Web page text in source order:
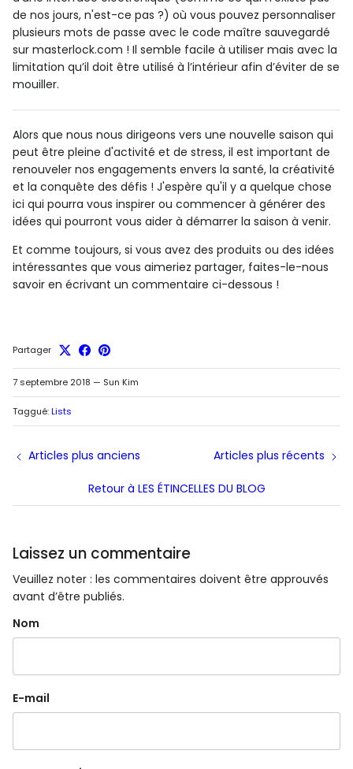
de nos jours, n'est-ce pas ?) où vous pouvez personnaliser
plusieurs mots de passe avec le code maître sauvegardé
sur masterlock.com ! Il semble facile à utiliser mais avec la
limitation qu’il doit être utilisé à l’intérieur afin d’éviter de se
mouiller.
Alors que nous nous dirigeons vers une nouvelle saison qui
peut être pleine d'activité et de stress, il est important de
renouveler nos engagements envers la santé, la créativité
et la conquête des défis ! J'espère qu'il y a quelque chose
ici qui pourra vous inspirer ou commencer à générer des
idées qui pourront vous aider à démarrer la saison à venir.
Et comme toujours, si vous avez des produits ou des idées
intéressantes que vous aimeriez partager, faites-le-nous
savoir en écrivant un commentaire ci-dessous !
Partager
7 septembre 2018 — Sun Kim
Taggué:Lists
Articles plus anciens
Retour à LES ÉTINCELLES DU BLOG
Articles plus récents
Laissez un commentaire
Veuillez noter : les commentaires doivent être approuvés
avant d’être publiés.
Nom
E-mail